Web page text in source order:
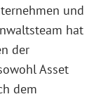
und
hat
der
Asset
dem